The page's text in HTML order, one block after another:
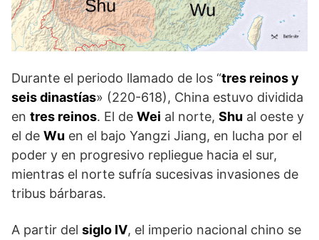
Durante el periodo llamado de los “tres reinos y
seis dinastías» (220-618), China estuvo dividida
en tres reinos. El de Wei al norte, Shu al oeste y
el de Wu en el bajo Yangzi Jiang, en lucha por el
poder y en progresivo repliegue hacia el sur,
mientras el norte sufría sucesivas invasiones de
tribus bárbaras.
A partir del siglo IV, el imperio nacional chino se